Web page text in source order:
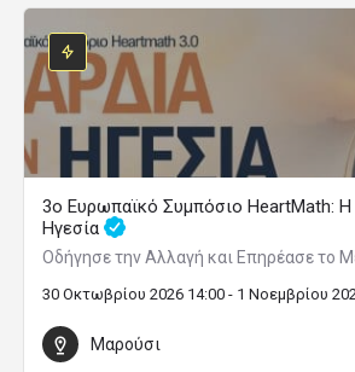
3ο Ευρωπαϊκό Συμπόσιο HeartMath: Η
Ηγεσία
Οδήγησε την Αλλαγή και Επηρέασε το
30 Οκτωβρίου 2026 14:00 - 1 Νοεμβρίου
Μαρούσι